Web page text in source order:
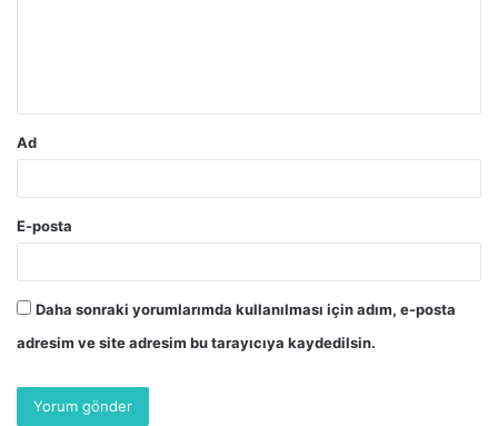
Ad
E-posta
Daha sonraki yorumlarımda kullanılması için adım, e-posta
adresim ve site adresim bu tarayıcıya kaydedilsin.